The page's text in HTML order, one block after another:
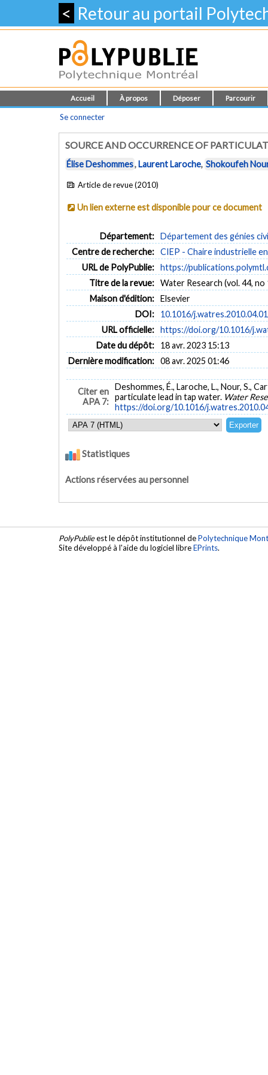
< Retour au portail
Accueil À propos Déposer Parcourir
Se connecter
SOURCE AND OCCURRENCE OF
Élise Deshommes,Laurent Laroche, Shokoufeh
Article de revue (2010)
Un lien externe est disponible pour ce document
Département: Département des génies
Centre de recherche: CIEP - Chaire industrielle
URL de PolyPublie: https://
Titre de la revue: Water Research (vol. 44, no
Maison d'édition: Elsevier
DOI:
10.1016/
URL officielle: https://doi.org/10.1016/
Date du dépôt:
18 avr. 2023 15:13
Dernière modification: 08 avr. 2025 01:46
Citer en
APA 7:
Deshommes, É., Laroche, L., Nour, S.,
particulate lead in tap water. Water
https://doi.org/10.1016/
Statistiques
Actions réservées au personnel
PolyPublieest le dépôt institutionnel dePolytechnique
Site développé à l'aide du logiciel libreEPrints.